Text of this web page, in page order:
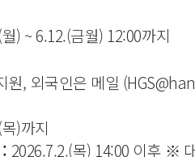
) ~ 6.12.(금월) 12:00까지
원, 외국인은 메일
)까지
2026.7.2.(목) 14:00 이후 ※